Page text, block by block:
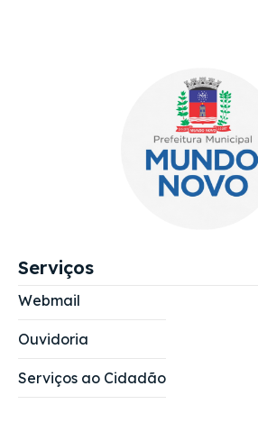
Serviços
Webmail
Ouvidoria
Serviços ao Cidadão